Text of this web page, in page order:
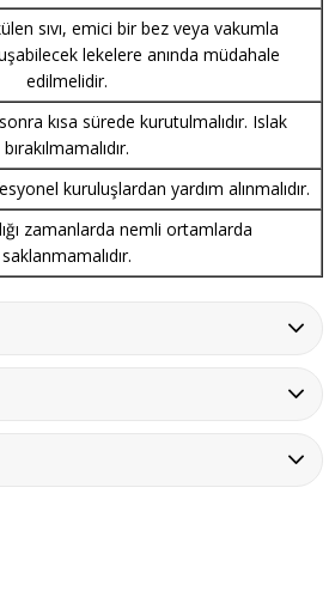
sıvı, emici bir bez veya vakumla
lekelere anında müdahale
edilmelidir.
kısa sürede kurutulmalıdır. Islak
bırakılmamalıdır.
kuruluşlardan yardım alınmalıdır.
zamanlarda nemli ortamlarda
saklanmamalıdır.